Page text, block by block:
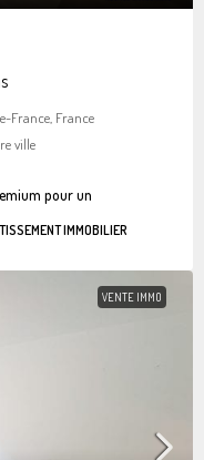
France, France
ville
pour un
IMMOBILIER
VENTE IMMO